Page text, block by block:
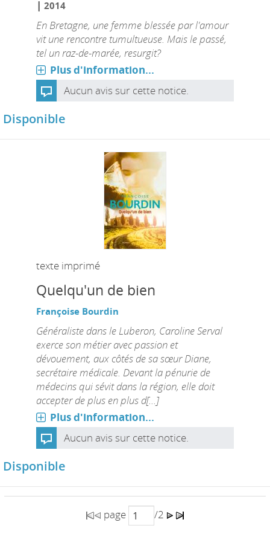
| 2014
En Bretagne, une femme blessée par l'amour
vit une rencontre tumultueuse. Mais le passé,
tel un raz-de-marée, resurgit?
Plus d'information...
Aucun avis sur cette notice.
Disponible
texte imprimé
Quelqu'un de bien
Françoise Bourdin
Généraliste dans le Luberon, Caroline Serval
exerce son métier avec passion et
dévouement, aux côtés de sa sœur Diane,
secrétaire médicale. Devant la pénurie de
médecins qui sévit dans la région, elle doit
accepter de plus en plus d[...]
Plus d'information...
Aucun avis sur cette notice.
Disponible
page /2